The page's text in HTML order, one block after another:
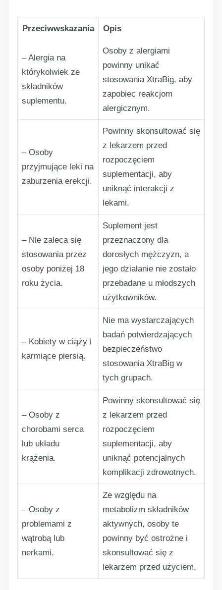
Przeciwwskazania Opis
– Alergia na
którykolwiek ze
składników
suplementu.
Osoby z alergiami
powinny unikać
stosowania XtraBig, aby
zapobiec reakcjom
alergicznym.
– Osoby
przyjmujące leki na
zaburzenia erekcji.
Powinny skonsultować się
z lekarzem przed
rozpoczęciem
suplementacji, aby
uniknąć interakcji z
lekami.
– Nie zaleca się
stosowania przez
osoby poniżej 18
roku życia.
Suplement jest
przeznaczony dla
dorosłych mężczyzn, a
jego działanie nie zostało
przebadane u młodszych
użytkowników.
– Kobiety w ciąży i
karmiące piersią.
Nie ma wystarczających
badań potwierdzających
bezpieczeństwo
stosowania XtraBig w
tych grupach.
– Osoby z
chorobami serca
lub układu
krążenia.
Powinny skonsultować się
z lekarzem przed
rozpoczęciem
suplementacji, aby
uniknąć potencjalnych
komplikacji zdrowotnych.
– Osoby z
problemami z
wątrobą lub
nerkami.
Ze względu na
metabolizm składników
aktywnych, osoby te
powinny być ostrożne i
skonsultować się z
lekarzem przed użyciem.